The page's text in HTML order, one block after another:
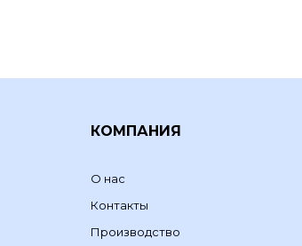
КОМПАНИЯ
О нас
Контакты
Производство